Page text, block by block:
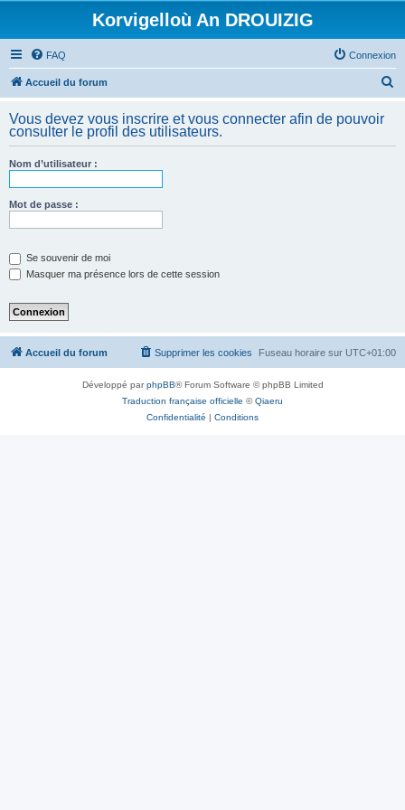
Korvigelloù An DROUIZIG
FAQ Connexion
Accueil du forum
h
Vous devez vous inscrire et vous connecter afin de pouvoir
consulter le profil des utilisateurs.
Nom d’utilisateur :
Mot de passe :
Se souvenir de moi
Masquer ma présence lors de cette session
Accueil du forum Fuseau horaire sur UTC+01:00
Supprimer les cookies
Développé parphpBB® Forum Software © phpBB Limited
Traduction française officielle ©Qiaeru
Confidentialité | Conditions